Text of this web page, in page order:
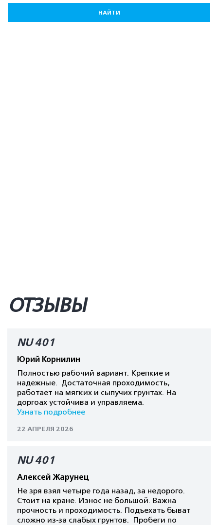
НАЙТИ
ОТЗЫВЫ
NU 401
Юрий Корнилин
Полностью рабочий вариант. Крепкие и
надежные. Достаточная проходимость,
работает на мягких и сыпучих грунтах. На
доргоах устойчива и управляема.
Узнать подробнее
22 АПРЕЛЯ 2026
NU 401
Алексей Жарунец
Не зря взял четыре года назад, за недорого.
Стоит на кране. Износ не большой. Важна
прочность и проходимость. Подъехать быват
сложно из-за слабых грунтов. Пробеги по